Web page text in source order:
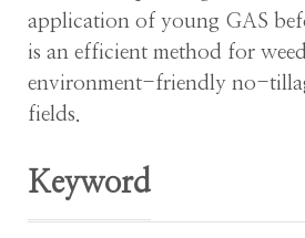
application of young GAS
is an efficient method for
environment-friendly no-
fields.
Keyword